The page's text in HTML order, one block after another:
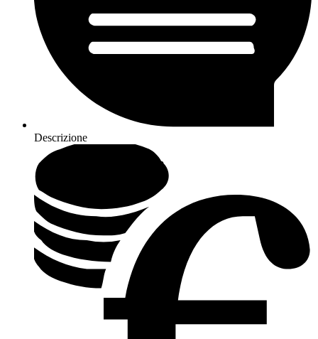
Descrizione